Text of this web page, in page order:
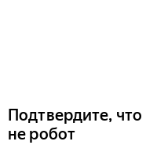
Подтвердите,
не робот